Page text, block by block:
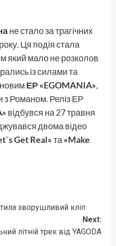
не стало за трагічних
Ця подія стала
який мало не розколов
із силами та
ЕР «EGOMANIA»,
з Романом. Реліз ЕР
відбувся на 27 травня
двома відео
Get Real»та «Make
зворушливий кліп
Next:
літній трек від YAGODA